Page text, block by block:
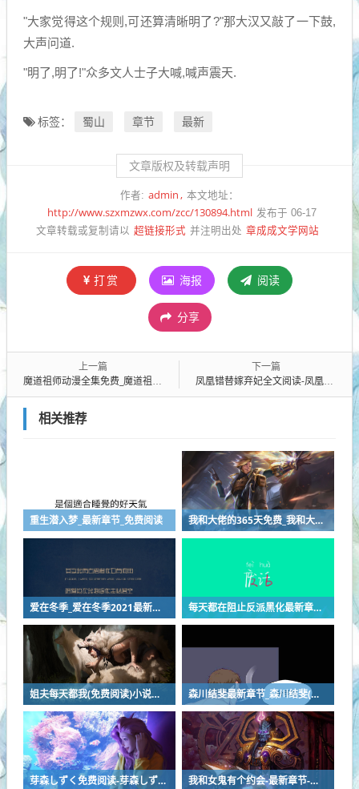
"大家觉得这个规则,可还算清晰明了?"那大汉又敲了一下鼓,
大声问道.
"明了,明了!"众多文人士子大喊,喊声震天.
标签： 蜀山 章节 最新
文章版权及转载声明
作者: admin 本文地址：
http://www.szxmzwx.com/zcc/130894.html 发布于 06-17
文章转载或复制请以 超链接形式 并注明出处 章成成文学网站
打赏 海报 阅读
分享
上一篇
魔道祖师动漫全集免费_魔道祖师动漫全集免费2021最新网络小说排行榜-完本全本排行榜
下一篇
凤凰错替嫁弃妃全文阅读-凤凰错替嫁弃妃免费全集
相关推荐
重生潜入梦_最新章节_免费阅读 我和大佬的365天免费_我和大佬的365天免费最新章节列表_我和大佬的365天免费全文阅读
爱在冬季_爱在冬季2021最新网络小说排行榜 - 完本全本排行榜 每天都在阻止反派黑化最新章节 - 全文阅读
姐夫每天都我(免费阅读)小说全文阅读无弹窗 - 姐夫每天都我最新章节列表 森川结斐最新章节_森川结斐(免费阅读)小说全文阅读无弹窗
芽森しずく免费阅读-芽森しずく小说 我和女鬼有个约会-最新章节-免费阅读